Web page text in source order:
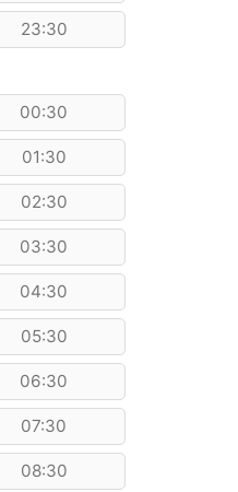
23:30
00:30
01:30
02:30
03:30
04:30
05:30
06:30
07:30
08:30